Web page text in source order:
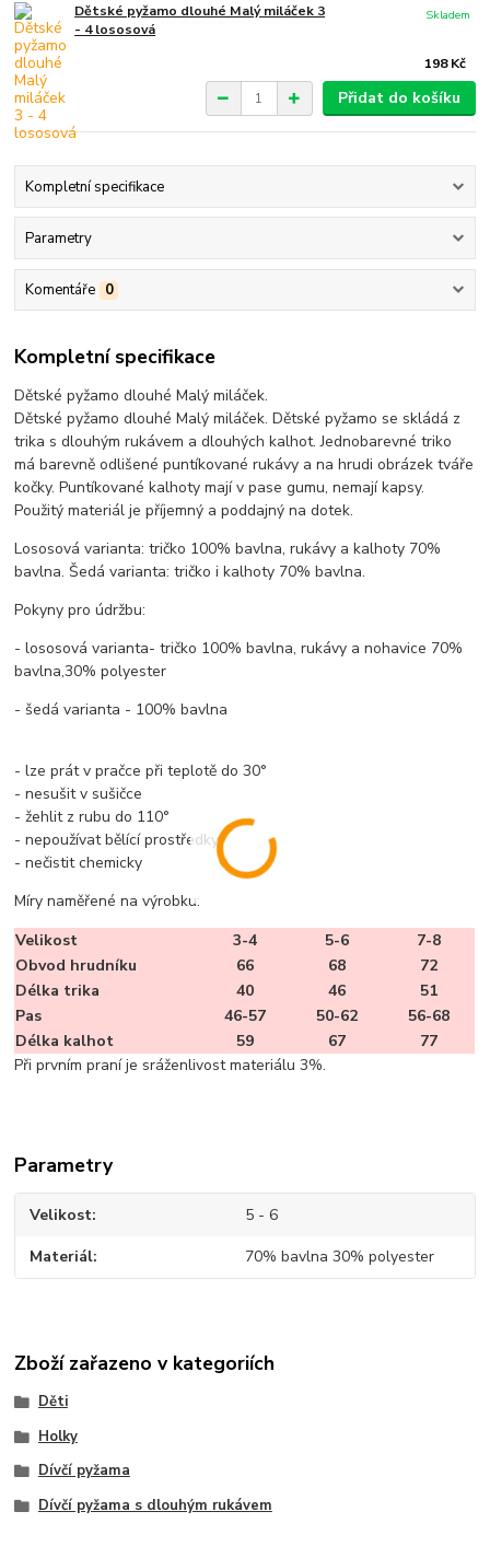
Dětské pyžamo dlouhé Malý miláček 3
- 4 lososová
198 Kč
Skladem
Přidat do košíku
Kompletní specifikace
Parametry
Komentáře 0
Kompletní specifikace
Dětské pyžamo dlouhé Malý miláček.
Dětské pyžamo dlouhé Malý miláček. Dětské pyžamo se skládá z
trika s dlouhým rukávem a dlouhých kalhot. Jednobarevné triko
má barevně odlišené puntíkované rukávy a na hrudi obrázek tváře
kočky. Puntíkované kalhoty mají v pase gumu, nemají kapsy.
Použitý materiál je příjemný a poddajný na dotek.
Lososová varianta: tričko 100% bavlna, rukávy a kalhoty 70%
bavlna. Šedá varianta: tričko i kalhoty 70% bavlna.
Pokyny pro údržbu:
- lososová varianta- tričko 100% bavlna, rukávy a nohavice 70%
bavlna,30% polyester
- šedá varianta - 100% bavlna
- lze prát v pračce při teplotě do 30°
- nesušit v sušičce
- žehlit z rubu do 110°
- nepoužívat bělící prostředky
- nečistit chemicky
Míry naměřené na výrobku:
Velikost
3-4 5-6
7-8
Obvod hrudníku
66 68
72
Délka trika
40 46
51
Pas
46-57 50-62
56-68
Délka kalhot
59 67
77
Při prvním praní je sráženlivost materiálu 3%.
Parametry
Velikost 5 - 6
Materiál 70% bavlna 30% polyester
Zboží zařazeno v kategoriích
Děti
Holky
Dívčí pyžama
Dívčí pyžama s dlouhým rukávem